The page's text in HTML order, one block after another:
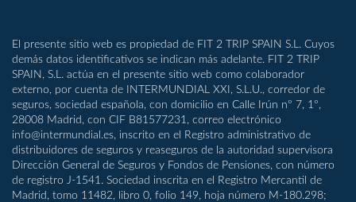
El presente sitio web es propiedad de FIT 2 TRIP SPAIN S.L. Cuyos
demás datos identificativos se indican más adelante. FIT 2 TRIP
SPAIN, S.L. actúa en el presente sitio web como colaborador
externo, por cuenta de INTERMUNDIAL XXI, S.L.U., corredor de
seguros, sociedad española, con domicilio en Calle Irún nº 7, 1º,
28008 Madrid, con CIF B81577231, correo electrónico
info@intermundial.es, inscrito en el Registro administrativo de
distribuidores de seguros y reaseguros de la autoridad supervisora
Dirección General de Seguros y Fondos de Pensiones, con número
de registro J-1541. Sociedad inscrita en el Registro Mercantil de
Madrid, tomo 11482, libro 0, folio 149, hoja número M-180.298;